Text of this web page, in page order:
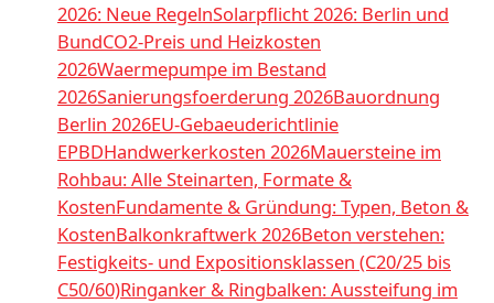
2026: Neue RegelnSolarpflicht 2026: Berlin und
BundCO2-Preis und Heizkosten
2026Waermepumpe im Bestand
2026Sanierungsfoerderung 2026Bauordnung
Berlin 2026EU-Gebaeuderichtlinie
EPBDHandwerkerkosten 2026Mauersteine im
Rohbau: Alle Steinarten, Formate &
KostenFundamente & Gründung: Typen, Beton &
KostenBalkonkraftwerk 2026Beton verstehen:
Festigkeits- und Expositionsklassen (C20/25 bis
C50/60)Ringanker & Ringbalken: Aussteifung im